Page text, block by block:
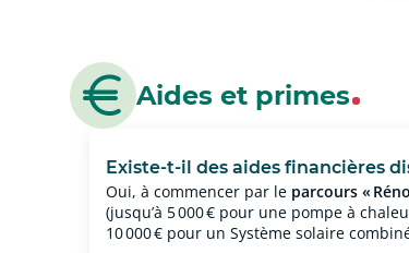
Aides et primes
Existe-t-il des aides financières
Oui, à commencer par le parcours «
(jusqu’à 5 000 € pour une pompe à
10 000 € pour un Système solaire